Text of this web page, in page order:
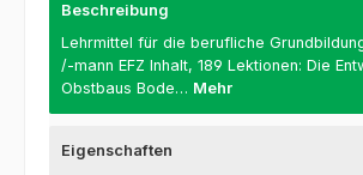
Beschreibung
Lehrmittel für die berufliche
/-mann EFZ Inhalt, 189 Lektionen: Die
Obstbaus Bode… Mehr
Eigenschaften